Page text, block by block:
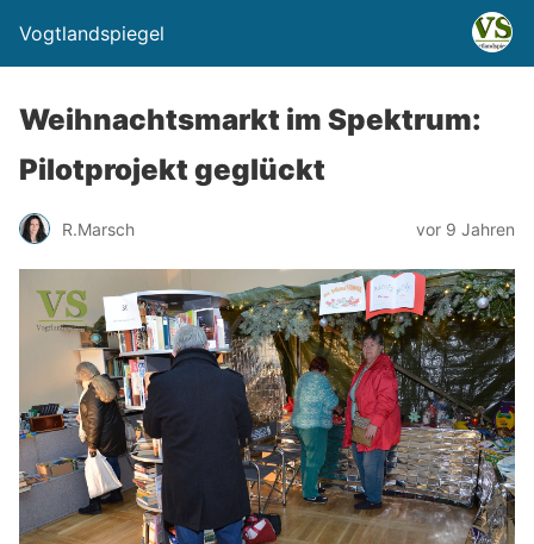
Vogtlandspiegel
Weihnachtsmarkt im Spektrum:
Pilotprojekt geglückt
R.Marsch vor 9 Jahren